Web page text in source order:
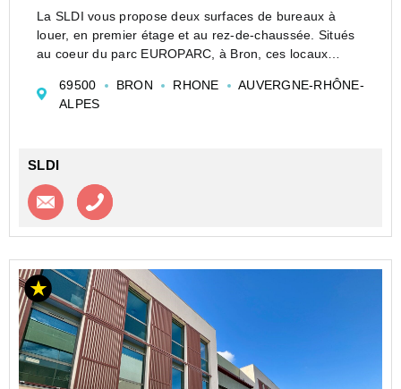
La SLDI vous propose deux surfaces de bureaux à
louer, en premier étage et au rez-de-chaussée. Situés
au coeur du parc EUROPARC, à Bron, ces locaux
69500
BRON RHONE
AUVERGNE-RHÔNE-
ALPES
SLDI
Contacter l'agence